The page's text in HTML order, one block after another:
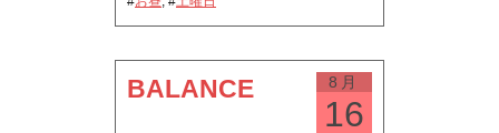
8月
16
BALANCE